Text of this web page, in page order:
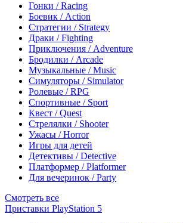
Гонки / Racing
Боевик / Action
Стратегии / Strategy
Драки / Fighting
Приключения / Adventure
Бродилки / Arcade
Музыкальные / Music
Симуляторы / Simulator
Ролевые / RPG
Спортивные / Sport
Квест / Quest
Стрелялки / Shooter
Ужасы / Horror
Игры для детей
Детективы / Detective
Платформер / Platformer
Для вечеринок / Party
Смотреть все
Приставки PlayStation 5